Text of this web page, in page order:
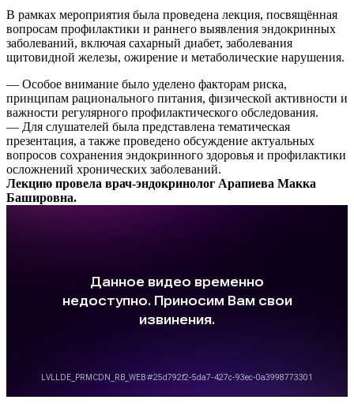
В рамках мероприятия была проведена лекция, посвящённая
вопросам профилактики и раннего выявления эндокринных
заболеваний, включая сахарный диабет, заболевания
щитовидной железы, ожирение и метаболические нарушения.
— Особое внимание было уделено факторам риска,
принципам рационального питания, физической активности и
важности регулярного профилактического обследования.
— Для слушателей была представлена тематическая
презентация, а также проведено обсуждение актуальных
вопросов сохранения эндокринного здоровья и профилактики
осложнений хронических заболеваний.
Лекцию провела врач-эндокринолог Арапиева Макка
Башировна.